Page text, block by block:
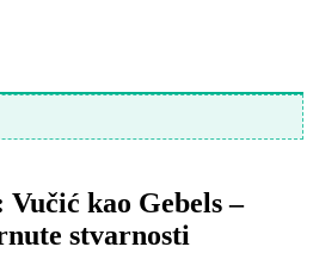
kao Gebels –
stvarnosti